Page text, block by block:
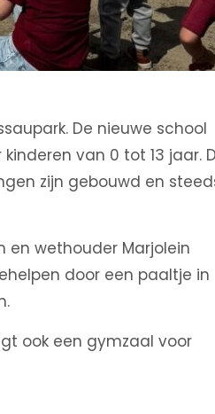
De nieuwe school
van 0 tot 13 jaar.
zijn gebouwd en
en wethouder Marjolein
door een paaltje in
ook een gymzaal voor